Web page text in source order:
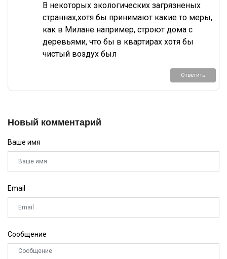
В некоторых экологических загрязненых
страннах,хотя бы принимают какие то меры,
как в Милане например, строют дома с
деревьями, что бы в квартирах хотя бы
чистый воздух был
Ответить
Новый комментарий
Ваше имя
Email
Сообщение